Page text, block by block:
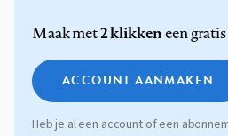
Maak met2 klikkeneen
ACCOUNT AANMAKEN
Heb je al een account of een